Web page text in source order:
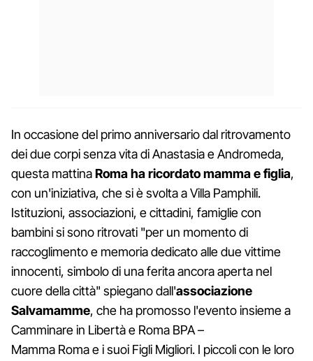
In occasione del primo anniversario dal ritrovamento
dei due corpi senza vita di Anastasia e Andromeda,
questa mattinaRoma ha ricordato mamma e figlia,
con un'iniziativa, che si è svolta a Villa Pamphili.
Istituzioni, associazioni, e cittadini, famiglie con
bambini si sono ritrovati "per un momento di
raccoglimento e memoria dedicato alle due vittime
innocenti, simbolo di una ferita ancora aperta nel
cuore della città" spiegano dall'associazione
Salvamamme, che ha promosso l'evento insieme a
Camminare in Libertà e Roma BPA –
Mamma Roma e i suoi Figli Migliori. I piccoli con le loro